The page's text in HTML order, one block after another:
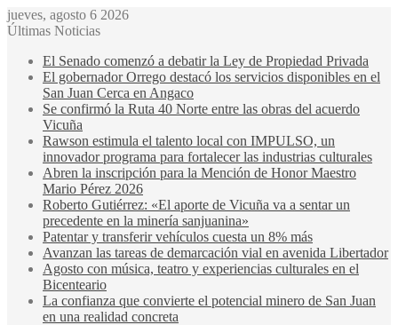
jueves, agosto 6 2026
Últimas Noticias
El Senado comenzó a debatir la Ley de Propiedad Privada
El gobernador Orrego destacó los servicios disponibles en el
San Juan Cerca en Angaco
Se confirmó la Ruta 40 Norte entre las obras del acuerdo
Vicuña
Rawson estimula el talento local con IMPULSO, un
innovador programa para fortalecer las industrias culturales
Abren la inscripción para la Mención de Honor Maestro
Mario Pérez 2026
Roberto Gutiérrez: «El aporte de Vicuña va a sentar un
precedente en la minería sanjuanina»
Patentar y transferir vehículos cuesta un 8% más
Avanzan las tareas de demarcación vial en avenida Libertador
Agosto con música, teatro y experiencias culturales en el
Bicenteario
La confianza que convierte el potencial minero de San Juan
en una realidad concreta